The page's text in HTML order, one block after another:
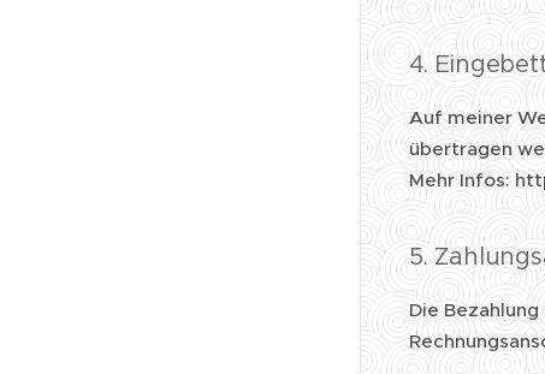
4.
Auf meiner
übertragen
Mehr Infos:
5.
Die